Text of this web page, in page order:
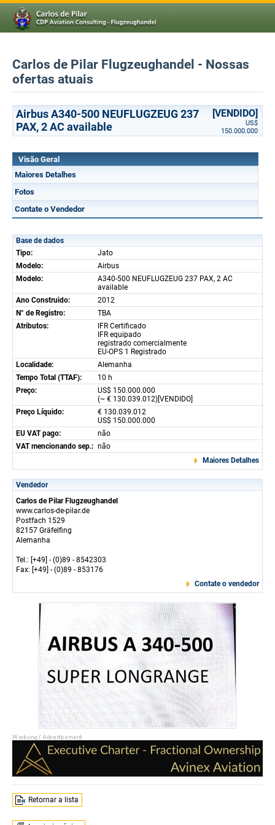
Carlos de Pilar Flugzeughandel - Nossas
ofertas atuais
Airbus A340-500 NEUFLUGZEUG 237
PAX, 2 AC available
[VENDIDO]
US$
150.000.000
Visão Geral
Maiores Detalhes
Fotos
Contate o Vendedor
Base de dados
Tipo:
Jato
Modelo:
Airbus
Modelo:
A340-500 NEUFLUGZEUG 237 PAX, 2 AC
available
Ano Construido:
2012
N° de Registro:
TBA
Atributos:
IFR Certificado
IFR equipado
registrado comercialmente
EU-OPS 1 Registrado
Localidade:
Alemanha
Tempo Total (TTAF):
10 h
Preço:
US$ 150.000.000
(~ € 130.039.012)[VENDIDO]
Preço Líquido:
€ 130.039.012
US$ 150.000.000
EU VAT pago:
não
VAT mencionando sep.: não
Maiores Detalhes
Vendedor
Carlos de Pilar Flugzeughandel
www.carlos-de-pilar.de
Postfach 1529
82157 Gräfelfing
Alemanha
Tel.: [+49] - (0)89 - 8542303
Fax: [+49] - (0)89 - 853176
Contate o vendedor
Retornar a lista